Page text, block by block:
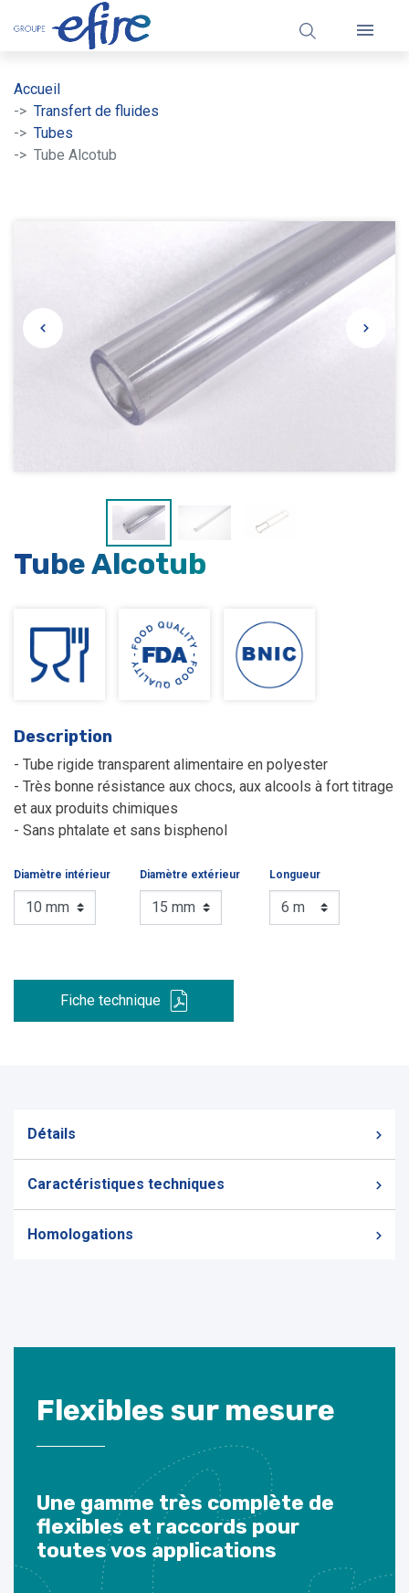

Accueil
Transfert de fluides
Tubes
Tube Alcotub
Tube Alcotub
Description
- Tube rigide transparent alimentaire en polyester
- Très bonne résistance aux chocs, aux alcools à fort titrage
et aux produits chimiques
- Sans phtalate et sans bisphenol
Diamètre intérieur Diamètre extérieur Longueur
Fiche technique
Détails
Caractéristiques techniques
Homologations
Flexibles sur mesure
Une gamme très complète de
flexibles et raccords pour
toutes vos applications